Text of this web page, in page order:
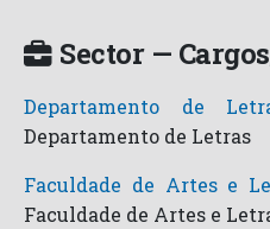
Sector —
Departamento de
Departamento de Letras
Faculdade de Artes e
Faculdade de Artes e